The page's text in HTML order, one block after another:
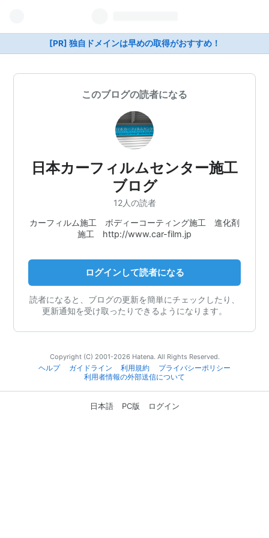
[PR] 独自ドメインは早めの取得がおすすめ！
このブログの読者になる
日本カーフィルムセンター施工
ブログ
12人の読者
カーフィルム施工 ボディーコーティング施工 進化剤
施工 http://www.car-film.jp
ログインして読者になる
読者になると、ブログの更新を簡単にチェックしたり、
更新通知を受け取ったりできるようになります。
Copyright (C) 2001-2026 Hatena. All Rights Reserved.
ヘルプ
ガイドライン 利用規約
プライバシーポリシー
利用者情報の外部送信について
日本語 PC版 ログイン